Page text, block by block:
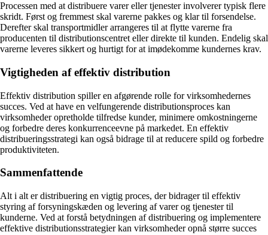
Processen med at distribuere varer eller tjenester involverer typisk flere
skridt. Først og fremmest skal varerne pakkes og klar til forsendelse.
Derefter skal transportmidler arrangeres til at flytte varerne fra
producenten til distributionscentret eller direkte til kunden. Endelig skal
varerne leveres sikkert og hurtigt for at imødekomme kundernes krav.
Vigtigheden af effektiv distribution
Effektiv distribution spiller en afgørende rolle for virksomhedernes
succes. Ved at have en velfungerende distributionsproces kan
virksomheder opretholde tilfredse kunder, minimere omkostningerne
og forbedre deres konkurrenceevne på markedet. En effektiv
distribueringsstrategi kan også bidrage til at reducere spild og forbedre
produktiviteten.
Sammenfattende
Alt i alt er distribuering en vigtig proces, der bidrager til effektiv
styring af forsyningskæden og levering af varer og tjenester til
kunderne. Ved at forstå betydningen af distribuering og implementere
effektive distributionsstrategier kan virksomheder opnå større succes